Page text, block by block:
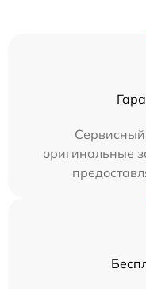
Сервисный
оригинальные